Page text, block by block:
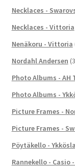
Necklaces -
Necklaces - Vittoria
Nenäkoru - Vittoria
Nordahl Andersen
Photo Albums - AH
Photo Albums -
Picture Frames -
Picture Frames -
Pöytäkello -
Rannekello - Casio